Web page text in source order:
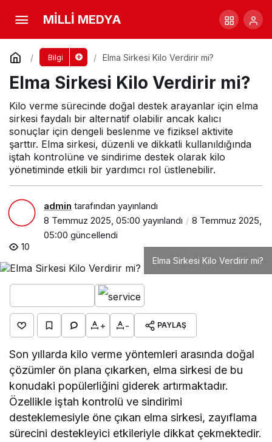
MİLLİ MEDYA
Bilgi Elma Sirkesi Kilo Verdirir mi?
Elma Sirkesi Kilo Verdirir mi?
Kilo verme sürecinde doğal destek arayanlar için elma
sirkesi faydalı bir alternatif olabilir ancak kalıcı
sonuçlar için dengeli beslenme ve fiziksel aktivite
şarttır. Elma sirkesi, düzenli ve dikkatli kullanıldığında
iştah kontrolüne ve sindirime destek olarak kilo
yönetiminde etkili bir yardımcı rol üstlenebilir.
admin tarafından yayınlandı
8 Temmuz 2025, 05:00 yayınlandı
8 Temmuz 2025,
05:00 güncellendi
10
Elma Sirkesi Kilo Verdirir mi?
+ - PAYLAŞ
Son yıllarda kilo verme yöntemleri arasında doğal
çözümler ön plana çıkarken, elma sirkesi de bu
konudaki popülerliğini giderek artırmaktadır.
Özellikle iştah kontrolü ve sindirimi
desteklemesiyle öne çıkan elma sirkesi, zayıflama
sürecini destekleyici etkileriyle dikkat çekmektedir.
Elma Sirkesi Kilo Verdirir mi?
Yorum Yap